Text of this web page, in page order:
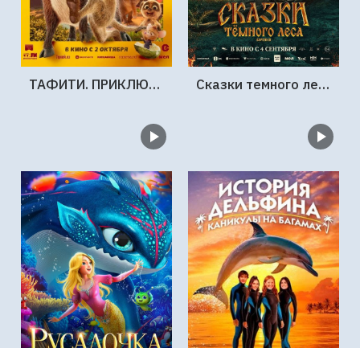
ТАФИТИ. ПРИКЛЮЧЕНИЯ НА КРАЮ СВЕТА Сказки темного леса. Ворожея